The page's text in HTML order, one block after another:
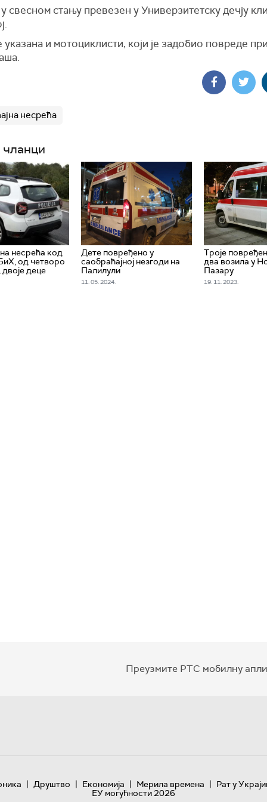
свесном стању превезен у Универзитетску дечју
и мотоциклисти, који је задобио повреде
несрећа
несрећа код
од четворо
двоје деце
Дете повређено у
саобраћајној незгоди на
Палилули
11. 05. 2024.
Троје
два возила у
Пазару
19. 11. 2023.
Преузмите РТС мобилну
| Друштво | Економија | Мерила времена | Рат у
ЕУ могућности 2026